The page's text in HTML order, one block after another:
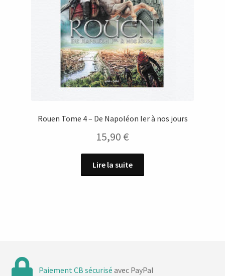
Rouen Tome 4 – De Napoléon Ier à nos jours
15,90 €
Lire la suite
Paiement CB sécurisé avec PayPal